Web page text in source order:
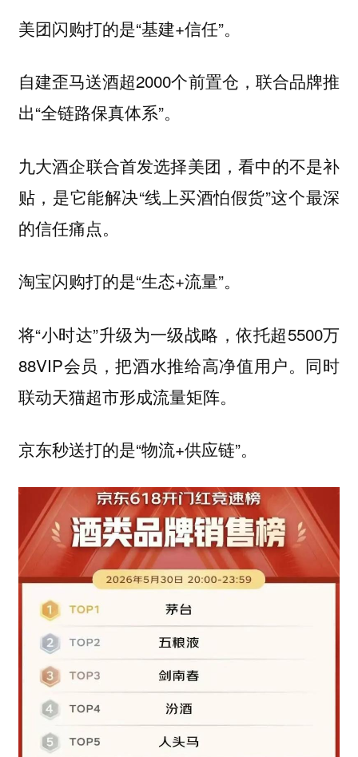
美团闪购打的是“基建+信任”。
自建歪马送酒超2000个前置仓，联合品牌推
出“全链路保真体系”。
九大酒企联合首发选择美团，看中的不是补
贴，是它能解决“线上买酒怕假货”这个最深
的信任痛点。
淘宝闪购打的是“生态+流量”。
将“小时达”升级为一级战略，依托超5500万
88VIP会员，把酒水推给高净值用户。同时
联动天猫超市形成流量矩阵。
京东秒送打的是“物流+供应链”。